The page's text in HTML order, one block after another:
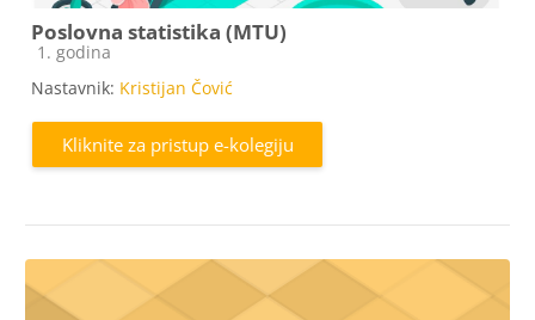
Poslovna statistika (MTU)
Kategorija e-kolegija
1. godina
Nastavnik: Kristijan Čović
Kliknite za pristup e-kolegiju